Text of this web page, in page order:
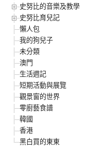
史努比的音樂及教學
史努比育兒記
懶人包
我的狗兒子
未分類
澳門
生活週記
短期活動與展覽
觀景窗的世界
零廚藝食譜
韓國
香港
黑白買的東東